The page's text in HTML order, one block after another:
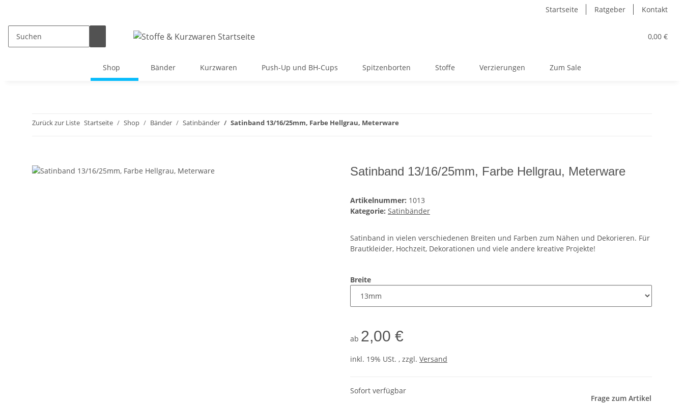
Startseite Ratgeber Kontakt
0,00 €
Shop Bänder Kurzwaren Push-Up und BH-Cups Spitzenborten Stoffe Verzierungen Zum Sale
Zurück zur Liste Startseite Shop Bänder Satinbänder Satinband 13/16/25mm, Farbe Hellgrau, Meterware
Satinband 13/16/25mm, Farbe Hellgrau, Meterware
Artikelnummer: 1013
Kategorie: Satinbänder
Satinband in vielen verschiedenen Breiten und Farben zum Nähen und Dekorieren. Für
Brautkleider, Hochzeit, Dekorationen und viele andere kreative Projekte!
Breite
ab 2,00 €
inkl. 19% USt. , zzgl. Versand
Sofort verfügbar
Frage zum Artikel